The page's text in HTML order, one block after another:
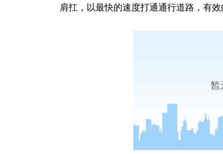
肩扛，以最快的速度打通通行道路，有